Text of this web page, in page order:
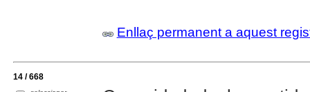
Enllaç permanent a aquest
14 / 668